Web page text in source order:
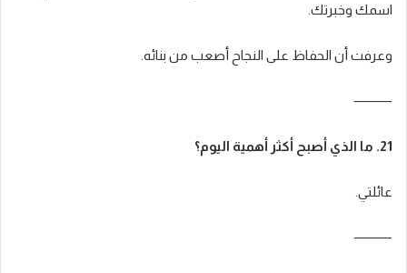
اسمك وخبرتك.
وعرفت أن الحفاظ على النجاح أصعب من بنائه.
⸻
21. ما الذي أصبح أكثر أهمية اليوم؟
عائلتي.
⸻